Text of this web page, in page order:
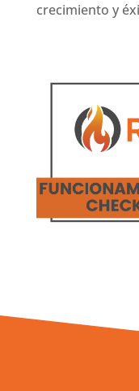
crecimiento y